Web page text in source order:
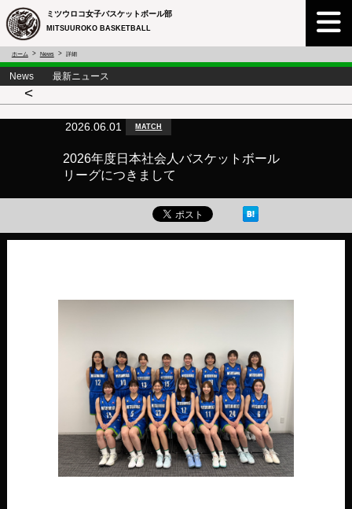
ミツウロコ女子バスケットボール部
MITSUUROKO BASKETBALL
ホーム News 詳細
News 最新ニュース
<
2026.06.01 MATCH
2026年度日本社会人バスケットボール
リーグにつきまして